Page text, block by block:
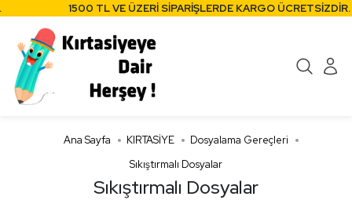
1500 TL VE ÜZERİ SİPARİŞLERDE KARGO ÜCRETSİZDİR.
Ana Sayfa KIRTASİYE
Dosyalama Gereçleri
Sıkıştırmalı Dosyalar
Sıkıştırmalı Dosyalar